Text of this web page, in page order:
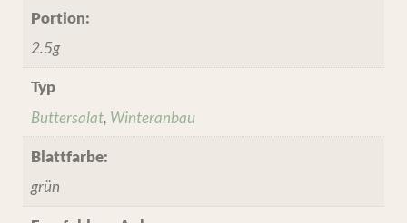
Portion:
2.5g
Typ
Buttersalat, Winteranbau
Blattfarbe:
grün